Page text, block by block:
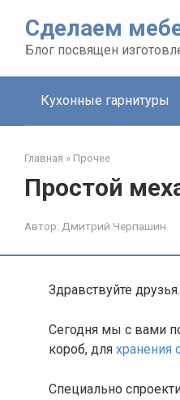
Сделаем
Блог посвящен
Кухонные гарнитуры
Главная » Прочее
Простой
Автор: Дмитрий Черпашин
Здравствуйте друзья.
Сегодня мы с вами
короб, для хранения
Специально